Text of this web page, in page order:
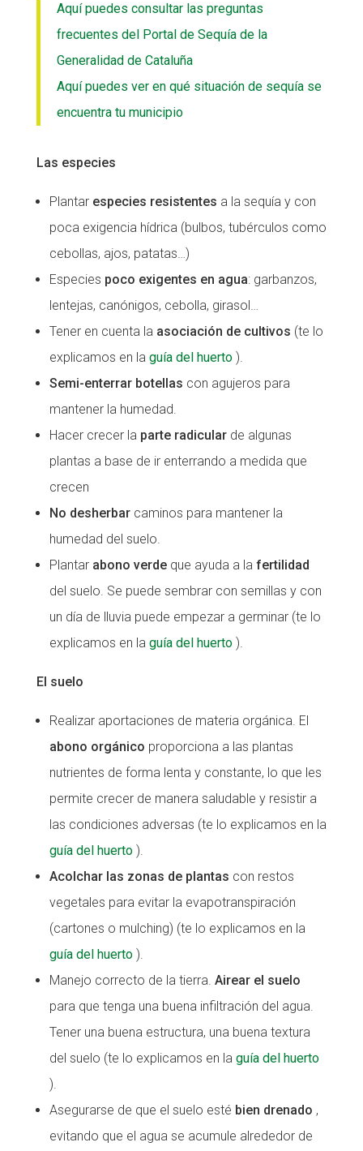
Aquí puedes consultar las preguntas
frecuentes del Portal de Sequía de la
Generalidad de Cataluña
Aquí puedes ver en qué situación de sequía se
encuentra tu municipio
Las especies
Plantar especies resistentes a la sequía y con
poca exigencia hídrica (bulbos, tubérculos como
cebollas, ajos, patatas…)
Especies poco exigentes en agua: garbanzos,
lentejas, canónigos, cebolla, girasol…
Tener en cuenta la asociación de cultivos (te lo
explicamos en la guía del huerto).
Semi-enterrar botellas con agujeros para
mantener la humedad.
Hacer crecer la parte radicularde algunas
plantas a base de ir enterrando a medida que
crecen
No desherbarcaminos para mantener la
humedad del suelo.
Plantar abono verdeque ayuda a la fertilidad
del suelo. Se puede sembrar con semillas y con
un día de lluvia puede empezar a germinar (te lo
explicamos en la guía del huerto).
El suelo
Realizar aportaciones de materia orgánica. El
abono orgánico proporciona a las plantas
nutrientes de forma lenta y constante, lo que les
permite crecer de manera saludable y resistir a
las condiciones adversas (te lo explicamos en la
guía del huerto).
Acolchar las zonas de plantas con restos
vegetales para evitar la evapotranspiración
(cartones o mulching) (te lo explicamos en la
guía del huerto).
Manejo correcto de la tierra. Airear el suelo
para que tenga una buena infiltración del agua.
Tener una buena estructura, una buena textura
del suelo (te lo explicamos en la guía del huerto
).
Asegurarse de que el suelo esté bien drenado ,
evitando que el agua se acumule alrededor de